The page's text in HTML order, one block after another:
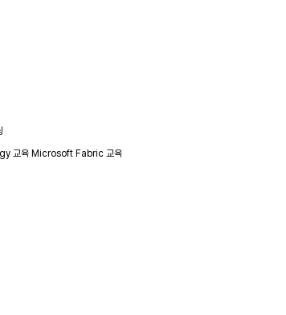
교육 Microsoft Fabric 교육